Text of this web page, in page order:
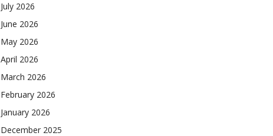
July 2026
June 2026
May 2026
April 2026
March 2026
February 2026
January 2026
December 2025